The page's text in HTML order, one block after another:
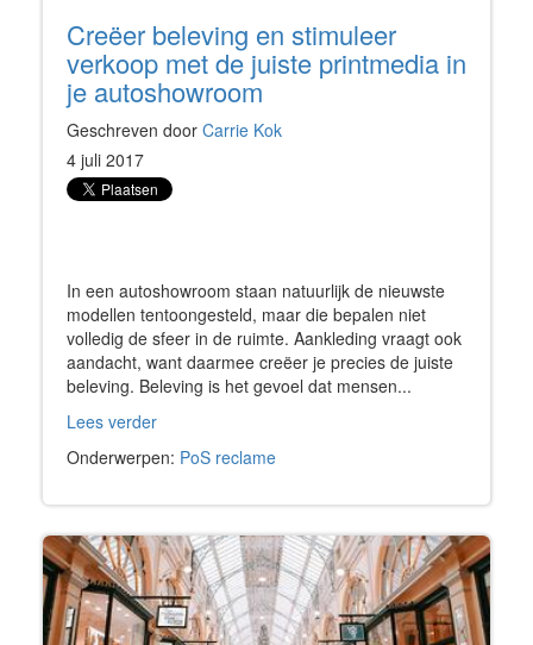
Creëer beleving en stimuleer
verkoop met de juiste printmedia in
je autoshowroom
Geschreven door Carrie Kok
4 juli 2017
In een autoshowroom staan natuurlijk de nieuwste
modellen tentoongesteld, maar die bepalen niet
volledig de sfeer in de ruimte. Aankleding vraagt ook
aandacht, want daarmee creëer je precies de juiste
beleving. Beleving is het gevoel dat mensen...
Lees verder
Onderwerpen: PoS reclame